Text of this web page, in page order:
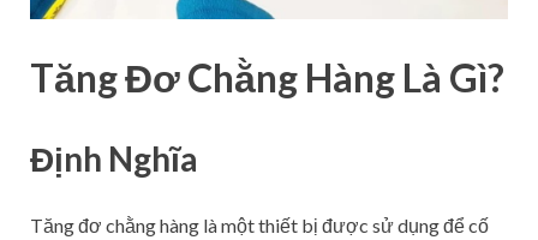
Tăng Đơ Chằng Hàng Là Gì?
Định Nghĩa
Tăng đơ chằng hàng là một thiết bị được sử dụng để cố